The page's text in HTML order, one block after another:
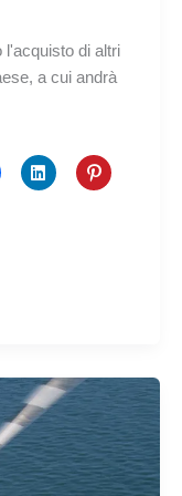
l'acquisto di altri
a cui andrà